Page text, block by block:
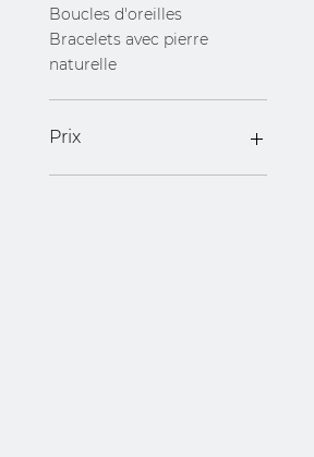
Boucles d'oreilles
Bracelets avec pierre
naturelle
Prix